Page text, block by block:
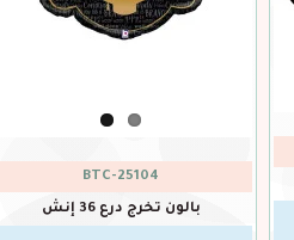
اكياس ورقية اسود مبروك التخرج
26*17*9سم(3حبة)